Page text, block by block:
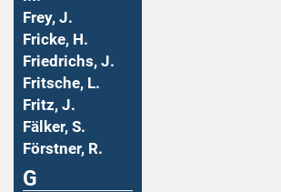
Frey, J.
Fricke, H.
Friedrichs, J.
Fritsche, L.
Fritz, J.
Fälker, S.
Förstner, R.
G